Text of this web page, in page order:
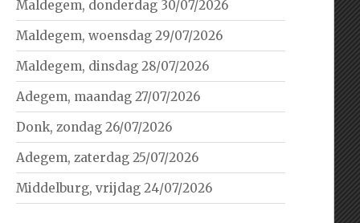
Maldegem, donderdag 30/07/2026
Maldegem, woensdag 29/07/2026
Maldegem, dinsdag 28/07/2026
Adegem, maandag 27/07/2026
Donk, zondag 26/07/2026
Adegem, zaterdag 25/07/2026
Middelburg, vrijdag 24/07/2026